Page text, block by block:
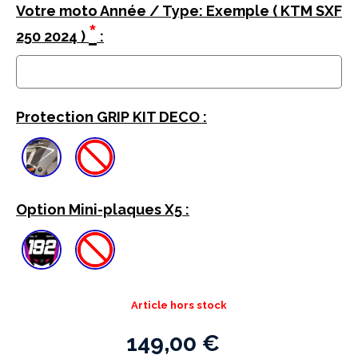
Votre moto Année / Type: Exemple ( KTM SXF
250 2024 ) * :
Protection GRIP KIT DECO :
Option Mini-plaques X5 :
149,00 €
Article hors stock